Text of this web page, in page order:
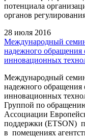
потенциала
органов
28 июля 2016
Международный
надежного
инновационных
Международный
надежного
инновационных
Группой по
Ассоциации
поддержки (ETSON)
в помещениях